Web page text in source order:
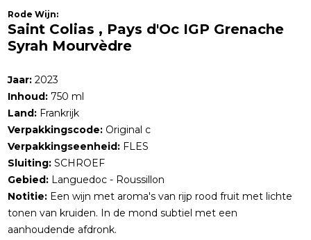
Rode Wijn:
Saint Colias , Pays d'Oc IGP Grenache
Syrah Mourvèdre
Jaar: 2023
Inhoud: 750 ml
Land: Frankrijk
Verpakkingscode: Original c
Verpakkingseenheid: FLES
Sluiting: SCHROEF
Gebied: Languedoc - Roussillon
Notitie: Een wijn met aroma's van rijp rood fruit met lichte
tonen van kruiden. In de mond subtiel met een
aanhoudende afdronk.